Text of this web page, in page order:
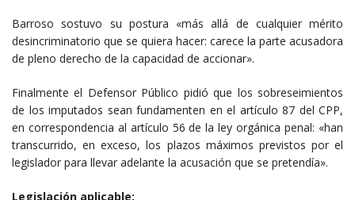
Barroso sostuvo su postura «más allá de cualquier mérito
desincriminatorio que se quiera hacer: carece la parte acusadora
de pleno derecho de la capacidad de accionar».
Finalmente el Defensor Público pidió que los sobreseimientos
de los imputados sean fundamenten en el artículo 87 del CPP,
en correspondencia al artículo 56 de la ley orgánica penal: «han
transcurrido, en exceso, los plazos máximos previstos por el
legislador para llevar adelante la acusación que se pretendía».
Legislación aplicable: